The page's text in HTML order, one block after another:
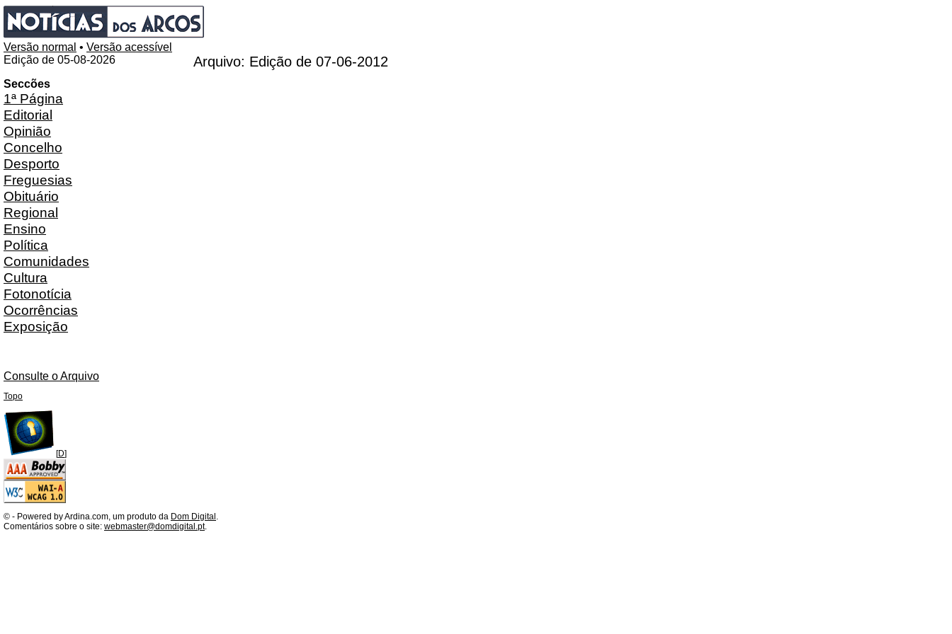
Versão normal • Versão acessível
Edição de 05-08-2026
Seccões
1ª Página
Editorial
Opinião
Concelho
Desporto
Freguesias
Obituário
Regional
Ensino
Política
Comunidades
Cultura
Fotonotícia
Ocorrências
Exposição
Consulte o Arquivo
Arquivo: Edição de 07-06-2012
Topo
[D]
© - Powered by Ardina.com, um produto da Dom Digital .
Comentários sobre o site: webmaster@domdigital.pt.